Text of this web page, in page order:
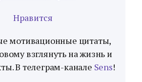
Нравится
мотивационные цитаты,
взглянуть на жизнь и
В телеграм-канале Sens!